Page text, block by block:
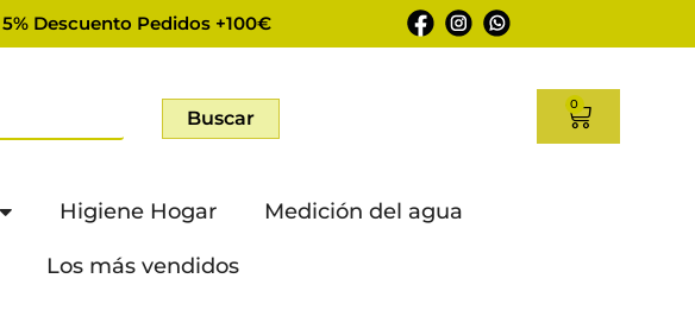
5% Descuento Pedidos +100€
Buscar
0
Higiene Hogar Medición del agua
Los más vendidos